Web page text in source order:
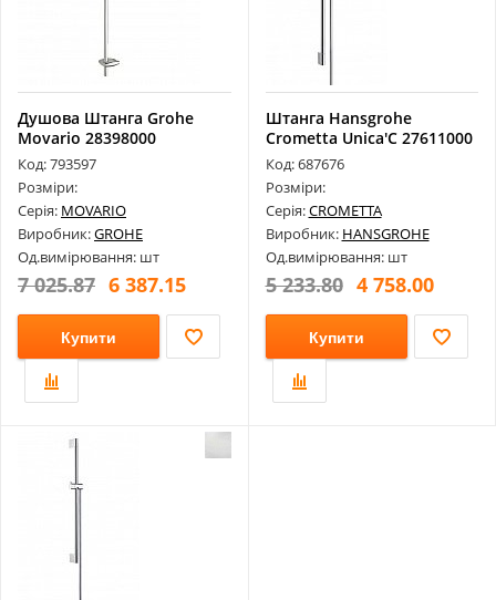
Душова Штанга Grohe
Movario 28398000
Код: 793597
Розміри:
Серія: MOVARIO
Виробник:GROHE
Од.вимірювання: шт
7 025.87 6 387.15
Купити
Штанга Hansgrohe
Crometta Unica'C 27611000
Код: 687676
Розміри:
Серія:CROMETTA
Виробник: HANSGROHE
Од.вимірювання: шт
5 233.80 4 758.00
Купити